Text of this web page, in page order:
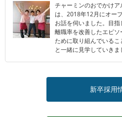
チャーミンのおでかけ
は、2018年12月にオー
お話を伺いました。目
離職率を改善したエピ
ために取り組んでいる
と一緒に見学していきま
新卒採用